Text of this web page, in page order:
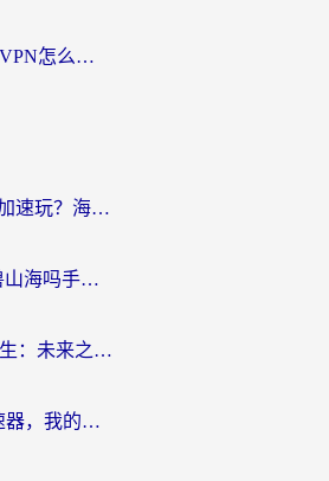
马来西亚留学生回国VPN怎么选？3个避坑点+1款实测好用的加速器推荐
Sky光·遇在国外怎么加速玩？海外党亲测有效的国服游戏加速指南
在欧洲能玩天下-异兽山海吗手游？海外玩家的加速器生存指南
在欧洲怎么打绝地求生：未来之役不卡？留学生亲测的加速器避坑指南
人在美国玩BanG加速器，我的延迟终于绿了